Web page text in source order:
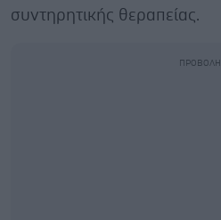
συντηρητικής θεραπείας.